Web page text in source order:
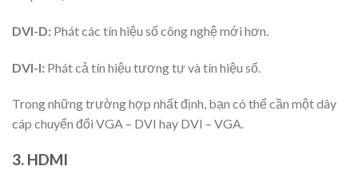
DVI-D: Phát các tín hiệu số công nghệ mới hơn.
DVI-I: Phát cả tín hiệu tương tự và tín hiệu số.
Trong những trường hợp nhất định, bạn có thể cần một dây
cáp chuyển đổi VGA – DVI hay DVI – VGA.
3. HDMI